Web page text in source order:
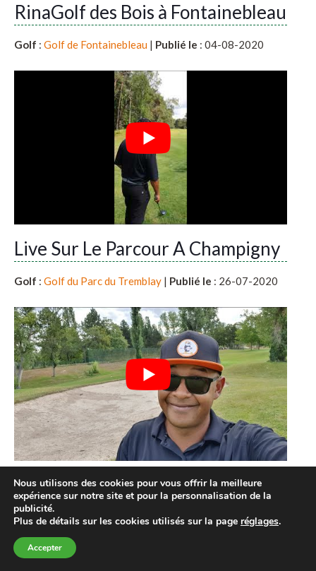
RinaGolf des Bois à Fontainebleau
Golf : Golf de Fontainebleau | Publié le : 04-08-2020
Live Sur Le Parcour A Champigny
Golf : Golf du Parc du Tremblay | Publié le : 26-07-2020
VLOG GOLF : LE MATCH PRO-
ENS VS AM
Golf:Golf de Mont Griffon
Nous utilisons des cookies pour vous offrir la meilleure
expérience sur notre site et pour la personnalisation de la
publicité.
Plus de détails sur les cookies utilisés sur la page réglages.
Accepter